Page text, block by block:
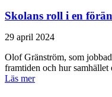
Skolans roll i en
29 april 2024
Olof Gränström, som
framtiden och hur
Läs mer